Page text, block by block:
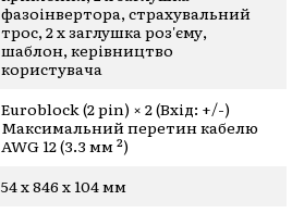
фазоінвертора, страхувальний
трос, 2 х заглушка роз'єму,
шаблон, керівництво
користувача
Euroblock (2 pin) × 2 (Вхід: +/-)
Максимальний перетин кабелю
AWG 12 (3.3 мм ²)
54 х 846 х 104 мм